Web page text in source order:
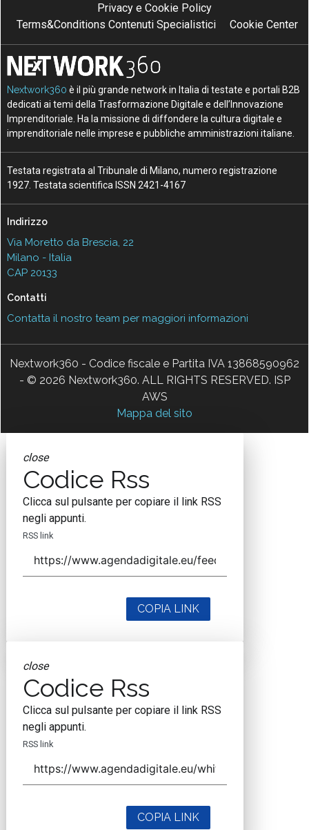
Privacy e Cookie Policy
Terms&Conditions Contenuti Specialistici
Cookie Center
Nextwork360 è il più grande network in Italia di testate e portali B2B
dedicati ai temi della Trasformazione Digitale e dell’Innovazione
Imprenditoriale. Ha la missione di diffondere la cultura digitale e
imprenditoriale nelle imprese e pubbliche amministrazioni italiane.
Testata registrata al Tribunale di Milano, numero registrazione
1927. Testata scientifica ISSN 2421-4167
Indirizzo
Via Moretto da Brescia, 22
Milano - Italia
CAP 20133
Contatti
Contatta il nostro team per maggiori informazioni
Nextwork360 - Codice fiscale e Partita IVA 13868590962
- © 2026 Nextwork360. ALL RIGHTS RESERVED. ISP
AWS
Mappa del sito
close
Codice Rss
Clicca sul pulsante per copiare il link RSS
negli appunti.
RSS link
COPIA LINK
close
Codice Rss
Clicca sul pulsante per copiare il link RSS
negli appunti.
RSS link
COPIA LINK